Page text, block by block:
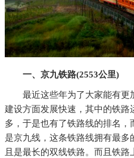
一、京九铁路(2553公里)
最近这些年为了大家能有更
建设方面发展快速，其中的铁路
多，于是也有了铁路线的排名
是京九线，这条铁路线拥有最多
且是最长的双线铁路。而且铁